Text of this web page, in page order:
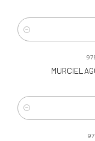
Cantidad
OFF
Cantidad